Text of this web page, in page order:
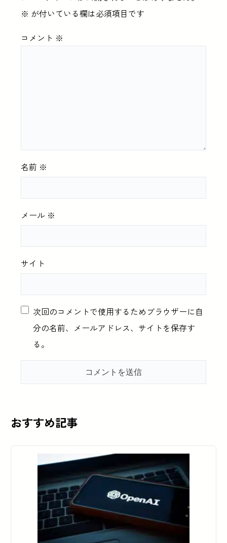
※ が付いている欄は必須項目です
コメント ※
名前 ※
メール ※
サイト
次回のコメントで使用するためブラウザーに自
分の名前、メールアドレス、サイトを保存す
る。
おすすめ記事